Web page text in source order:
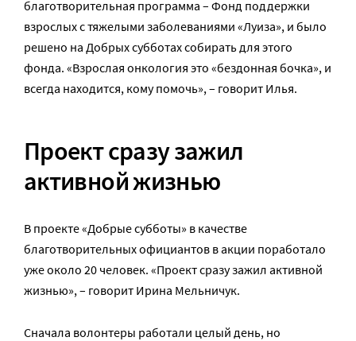
благотворительная программа – Фонд поддержки
взрослых с тяжелыми заболеваниями «Луиза», и было
решено на Добрых субботах собирать для этого
фонда. «Взрослая онкология это «бездонная бочка», и
всегда находится, кому помочь», – говорит Илья.
Проект сразу зажил
активной жизнью
В проекте «Добрые субботы» в качестве
благотворительных официантов в акции поработало
уже около 20 человек. «Проект сразу зажил активной
жизнью», – говорит Ирина Мельничук.
Сначала волонтеры работали целый день, но